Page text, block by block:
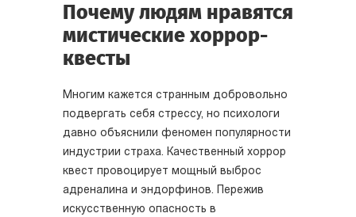
Почему людям нравятся
мистические хоррор-
квесты
Многим кажется странным добровольно
подвергать себя стрессу, но психологи
давно объяснили феномен популярности
индустрии страха. Качественный хоррор
квест провоцирует мощный выброс
адреналина и эндорфинов. Пережив
искусственную опасность в